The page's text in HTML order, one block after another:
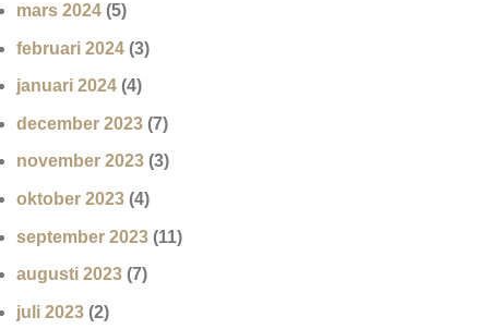
mars 2024 (5)
februari 2024 (3)
januari 2024 (4)
december 2023 (7)
november 2023 (3)
oktober 2023 (4)
september 2023 (11)
augusti 2023 (7)
juli 2023 (2)